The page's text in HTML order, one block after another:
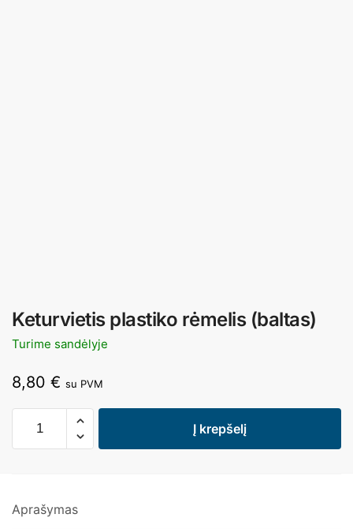
Keturvietis plastiko rėmelis (baltas)
Turime sandėlyje
8,80 € su PVM
Į krepšelį
Aprašymas